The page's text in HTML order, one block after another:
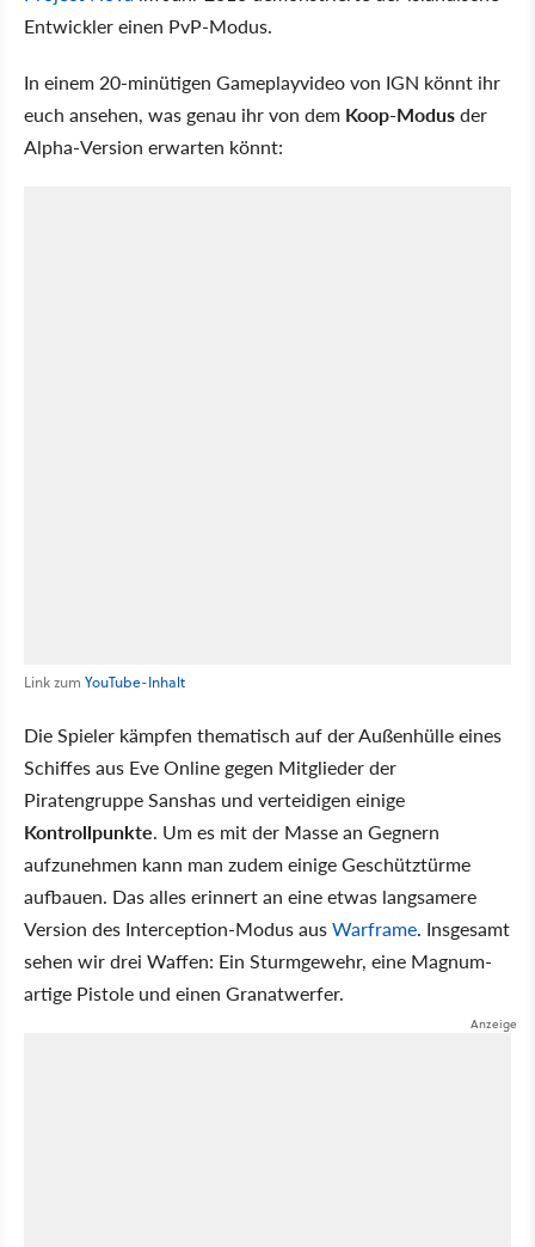
Entwickler einen PvP-Modus.
In einem 20-minütigen Gameplayvideo von IGN könnt ihr
euch ansehen, was genau ihr von dem Koop-Modusder
Alpha-Version erwarten könnt:
Link zum YouTube-Inhalt
Die Spieler kämpfen thematisch auf der Außenhülle eines
Schiffes aus Eve Online gegen Mitglieder der
Piratengruppe Sanshas und verteidigen einige
Kontrollpunkte. Um es mit der Masse an Gegnern
aufzunehmen kann man zudem einige Geschütztürme
aufbauen. Das alles erinnert an eine etwas langsamere
Version des Interception-Modus ausWarframe. Insgesamt
sehen wir drei Waffen: Ein Sturmgewehr, eine Magnum-
artige Pistole und einen Granatwerfer.